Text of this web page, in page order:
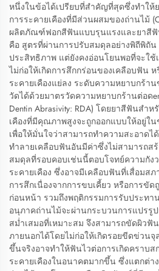
หนึ่งในข้อได้เปรียบที่สำคัญที่สุดซึ่งทำใ
การระคายเคืองที่มีส่วนผสมของถ่านไม้
ผลิตภัณฑ์ฟอกสีฟันแบบรุนแรงและยาสีฟั
คือ สูตรที่ผ่านการปรับสมดุลอย่างพิถีพิถั
ประสิทธิภาพ แต่ยังคงอ่อนโยนพอที่จะใช้
ไม่ก่อให้เกิดการสึกกร่อนของเคลือบฟัน
ระคายเคืองแย่ลง ระดับความหยาบกร้
วัดได้ด้วยมาตรวัดความหยาบกร้านต่อด
Dentin Abrasivity: RDA) โดยยาสีฟันสำ
เคืองที่มีคุณภาพสูงจะถูกออกแบบให้อยู่ใน
เพื่อให้มั่นใจว่าสามารถทำความสะอาด
ทำลายเคลือบฟันอันมีค่าซึ่งไม่สามารถส
สมดุลที่รอบคอบเช่นนี้ตอบโจทย์ความกัง
ระคายเคือง ซึ่งอาจมีเคลือบฟันที่เสื่อมส
การสึกเนื่องจากการขบเคี้ยว หรือการขั
ก่อนหน้า รวมถึงพฤติกรรมการรับประทา
อนุภาคถ่านไม้จะผ่านกระบวนการแปรรู
สม่ำเสมอที่เหมาะสม จึงสามารถขัดผิวฟั
ภายนอกได้โดยไม่ก่อให้เกิดรอยขีดข่วน
ขึ้นจริงอาจทำให้ฟันไวต่อการเกิดคราบส
ระคายเคืองในอนาคตมากขึ้น ซึ่งแตกต่า